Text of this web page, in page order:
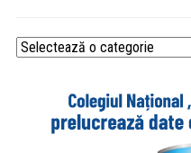
Categorii